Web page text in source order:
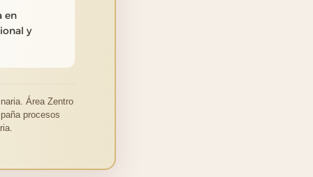
en
y
Área Zentro
procesos